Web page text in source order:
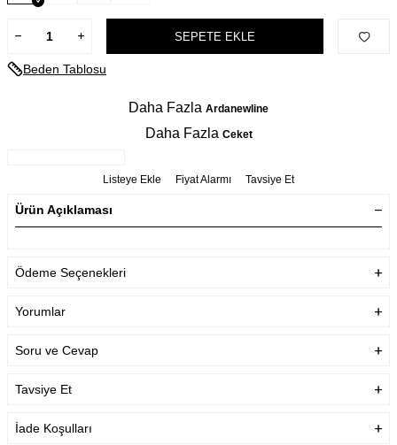
SEPETE EKLE
Beden Tablosu
Daha Fazla Ardanewline
Daha Fazla Ceket
Listeye Ekle Fiyat Alarmı Tavsiye Et
Ürün Açıklaması
Ödeme Seçenekleri
Yorumlar
Soru ve Cevap
Tavsiye Et
İade Koşulları